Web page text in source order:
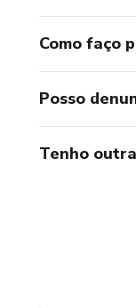
Como faço
Posso
Tenho